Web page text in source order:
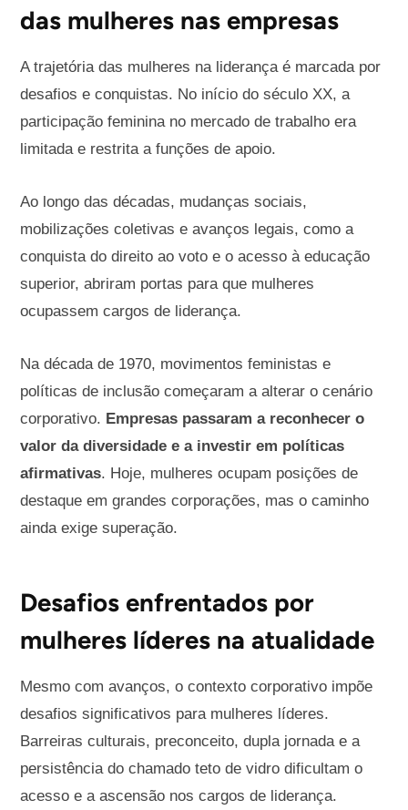
das mulheres nas empresas
A trajetória das mulheres na liderança é marcada por
desafios e conquistas. No início do século XX, a
participação feminina no mercado de trabalho era
limitada e restrita a funções de apoio.
Ao longo das décadas, mudanças sociais,
mobilizações coletivas e avanços legais, como a
conquista do direito ao voto e o acesso à educação
superior, abriram portas para que mulheres
ocupassem cargos de liderança.
Na década de 1970, movimentos feministas e
políticas de inclusão começaram a alterar o cenário
corporativo. Empresas passaram a reconhecer o
valor da diversidade e a investir em políticas
afirmativas. Hoje, mulheres ocupam posições de
destaque em grandes corporações, mas o caminho
ainda exige superação.
Desafios enfrentados por
mulheres líderes na atualidade
Mesmo com avanços, o contexto corporativo impõe
desafios significativos para mulheres líderes.
Barreiras culturais, preconceito, dupla jornada e a
persistência do chamado teto de vidro dificultam o
acesso e a ascensão nos cargos de liderança.